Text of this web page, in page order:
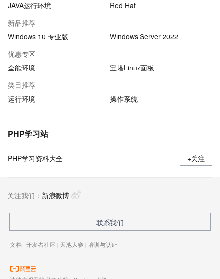
JAVA运行环境
Red Hat
新品推荐
Windows 10 专业版
Windows Server 2022
优惠专区
全能环境
宝塔Linux面板
类目推荐
运行环境
操作系统
PHP学习站
PHP学习资料大全 +关注
关注我们： 新浪微博
联系我们
文档 | 开发者社区 | 天池大赛 | 培训与认证